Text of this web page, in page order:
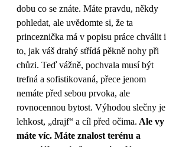
dobu co se znáte. Máte pravdu, někdy
pohledat, ale uvědomte si, že ta
princeznička má v popisu práce chválit i
to, jak váš drahý střídá pěkně nohy při
chůzi. Teď vážně, pochvala musí být
trefná a sofistikovaná, přece jenom
nemáte před sebou prvoka, ale
rovnocennou bytost. Výhodou slečny je
lehkost, „drajf“ a cíl před očima. Ale vy
máte víc. Máte znalost terénu a